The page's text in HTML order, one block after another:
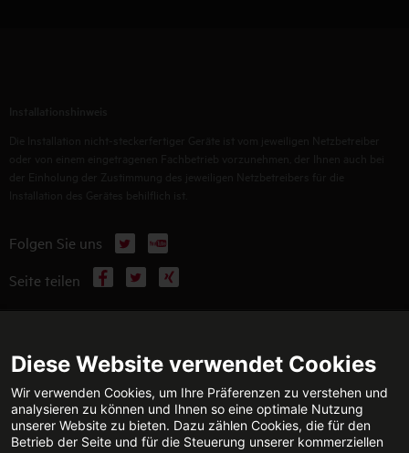
Folgen Sie uns X
YouTube
Seite teilen
Facebook
X Xing
TECHNISCHE BERATUNG KONTAKT
Diese Website verwendet Cookies
Wir verwenden Cookies, um Ihre Präferenzen zu verstehen und
analysieren zu können und Ihnen so eine optimale Nutzung
unserer Website zu bieten. Dazu zählen Cookies, die für den
Betrieb der Seite und für die Steuerung unserer kommerziellen